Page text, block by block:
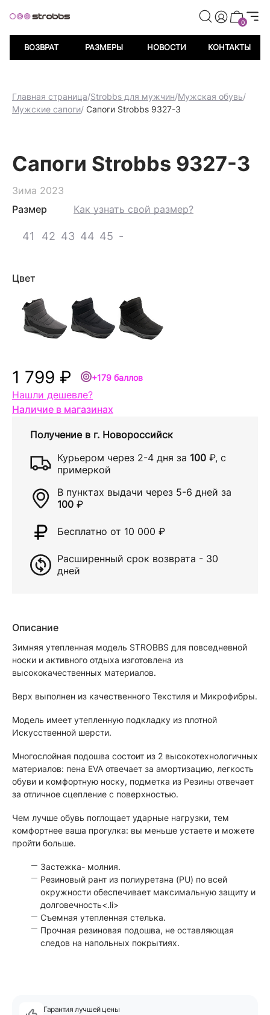
баллов при регистрации Дарим 500
0
ВОЗВРАТ РАЗМЕРЫ НОВОСТИ КОНТАКТЫ
Главная страница/Strobbs для мужчин/Мужская обувь/
Мужские сапоги/ Сапоги Strobbs 9327-3
Сапоги Strobbs 9327-3
Зима 2023
Размер
Как узнать свой размер?
41 42 43 44 45 -
Цвет
1 799 ₽ +179 баллов
Нашли дешевле?
Наличие в магазинах
Получение в г. Новороссийск
Курьером через 2-4 дня за 100 ₽, с
примеркой
В пунктах выдачи через 5-6 дней за
100 ₽
Бесплатно от 10 000 ₽
Расширенный срок возврата - 30
дней
Описание
Зимняя утепленная модель STROBBS для повседневной
носки и активного отдыха изготовлена из
высококачественных материалов.
Верх выполнен из качественного Текстиля и Микрофибры.
Модель имеет утепленную подкладку из плотной
Искусственной шерсти.
Многослойная подошва состоит из 2 высокотехнологичных
материалов: пена EVA отвечает за амортизацию, легкость
обуви и комфортную носку, подметка из Резины отвечает
за отличное сцепление с поверхностью.
Чем лучше обувь поглощает ударные нагрузки, тем
комфортнее ваша прогулка: вы меньше устаете и можете
пройти больше.
Застежка- молния.
Резиновый рант из полиуретана (PU) по всей
окружности обеспечивает максимальную защиту и
долговечность<.li>
Съемная утепленная стелька.
Прочная резиновая подошва, не оставляющая
следов на напольных покрытиях.
Гарантия лучшей цены